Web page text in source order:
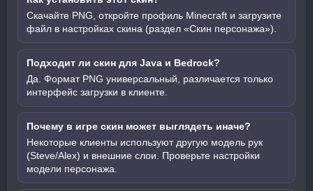
Скачайте PNG, откройте профиль Minecraft и загрузите
файл в настройках скина (раздел «Скин персонажа»).
Подходит ли скин для Java и Bedrock?
Да. Формат PNG универсальный, различается только
интерфейс загрузки в клиенте.
Почему в игре скин может выглядеть иначе?
Некоторые клиенты используют другую модель рук
(Steve/Alex) и внешние слои. Проверьте настройки
модели персонажа.